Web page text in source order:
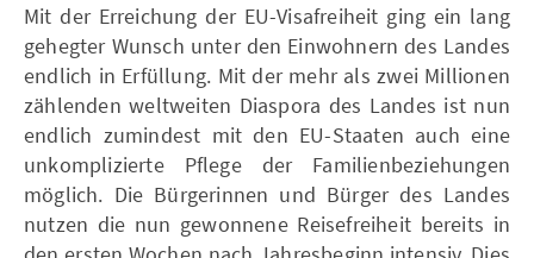
Mit der Erreichung der EU-Visafreiheit ging ein lang
gehegter Wunsch unter den Einwohnern des Landes
endlich in Erfüllung. Mit der mehr als zwei Millionen
zählenden weltweiten Diaspora des Landes ist nun
endlich zumindest mit den EU-Staaten auch eine
unkomplizierte Pflege der Familienbeziehungen
möglich. Die Bürgerinnen und Bürger des Landes
nutzen die nun gewonnene Reisefreiheit bereits in